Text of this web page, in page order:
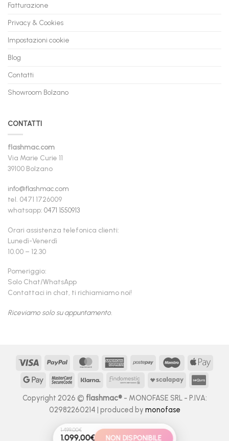
Fatturazione
Privacy & Cookies
Impostazioni cookie
Blog
Contatti
Showroom Bolzano
CONTATTI
flashmac.com
Via Marie Curie 11
39100 Bolzano
info@flashmac.com
tel. 0471 1726009
whatsapp: 0471 1550913
Orari assistenza telefonica clienti:
Lunedì-Venerdì
10.00 – 12.30
Pomeriggio:
Solo Chat/WhatsApp
Contattaci in chat, ti richiamiamo noi!
Riceviamo solo su appuntamento.
Visa PayPal MasterCardAmericanPostepay Maestro
Google MasterCardKlarna FindomesticScalapay
Copyright 2026 © flashmac® - MONOFASE SRL - P.IVA:
02982260214 | produced by monofase
1.499,00€
1.099,00€ NON DISPONIBILE